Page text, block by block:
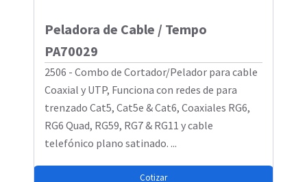
Peladora de Cable / Tempo
PA70029
2506 - Combo de Cortador/Pelador para cable
Coaxial y UTP, Funciona con redes de para
trenzado Cat5, Cat5e & Cat6, Coaxiales RG6,
RG6 Quad, RG59, RG7 & RG11 y cable
telefónico plano satinado. ...
Cotizar